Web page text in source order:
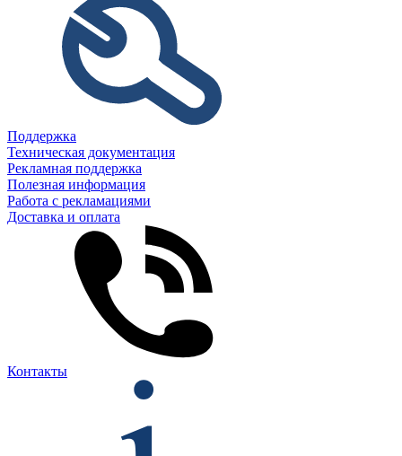
Поддержка
Техническая документация
Рекламная поддержка
Полезная информация
Работа с рекламациями
Доставка и оплата
Контакты